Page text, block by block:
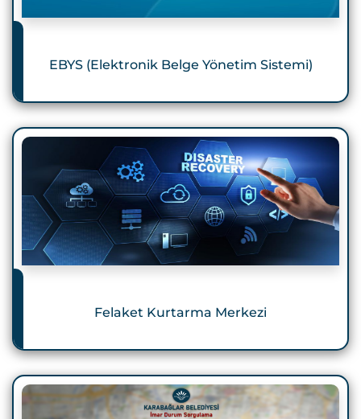
EBYS (Elektronik Belge Yönetim Sistemi)
Felaket Kurtarma Merkezi